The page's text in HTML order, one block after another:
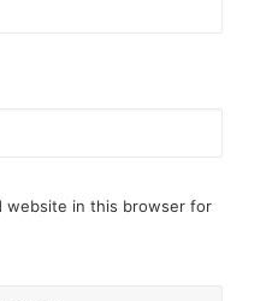
website in this browser for